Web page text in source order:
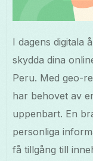
I dagens digitala
skydda dina
Peru. Med geo-
har behovet av
uppenbart. En
personliga
få tillgång till